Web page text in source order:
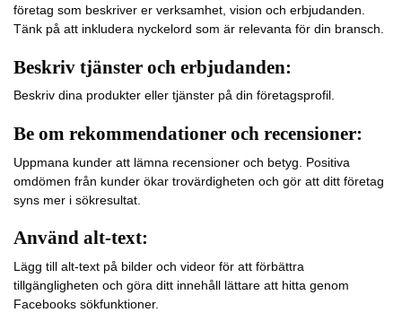
företag som beskriver er verksamhet, vision och erbjudanden.
Tänk på att inkludera nyckelord som är relevanta för din bransch.
Beskriv tjänster och erbjudanden:
Beskriv dina produkter eller tjänster på din företagsprofil.
Be om rekommendationer och recensioner:
Uppmana kunder att lämna recensioner och betyg. Positiva
omdömen från kunder ökar trovärdigheten och gör att ditt företag
syns mer i sökresultat.
Använd alt-text:
Lägg till alt-text på bilder och videor för att förbättra
tillgängligheten och göra ditt innehåll lättare att hitta genom
Facebooks sökfunktioner.